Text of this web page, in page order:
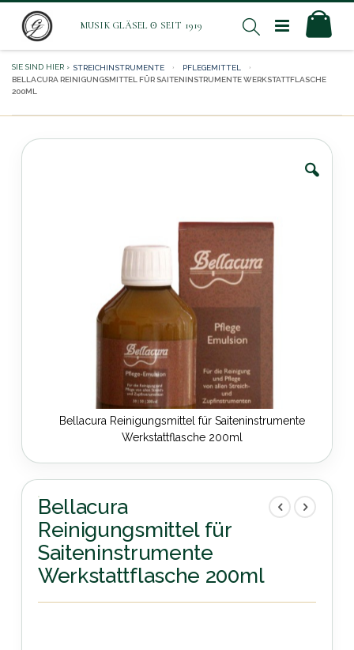
Direkt
zum
Suche
STREICHINSTRUMENTE
PFLEGEMITTEL
BELLACURA REINIGUNGSMITTEL FÜR SAITENINSTRUMENTE WERKSTATTFLASCHE
200ML
Bellacura Reinigungsmittel für Saiteninstrumente
Werkstattflasche 200ml
Zum
Anfang
der
Bildergalerie
springen
Bellacura
Reinigungsmittel für
Saiteninstrumente
Werkstattflasche 200ml